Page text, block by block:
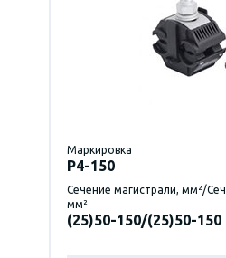
Маркировка
P4-150
Сечение магистрали, мм²/
мм²
(25)50-150/(25)50-150